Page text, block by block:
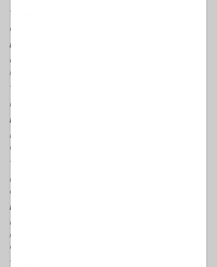
Youssouf
Gli Emirati Arabi Uniti, la Giordania e l’Egitto.
Miche
C'è una cosa che non capisco: Come fa Hamas a sopravvivere con
l'esercito israeliano all'interno della Striscia di Gaza?
Youssouf
Non lo so.
Miche
Ma Hamas sta ancora negoziando per conto della popolazione di
Gaza.
Youssouf
Non possiamo parlare con Hamas, abbiamo paura e non sappiamo
dove andare a parlare con loro.
Miche
Capisco. Perdonami se ti faccio queste domande. Ma la voce di un
ragazzo come te può far capire al mondo cosa significa vivere a
Gaza.
Youssouf